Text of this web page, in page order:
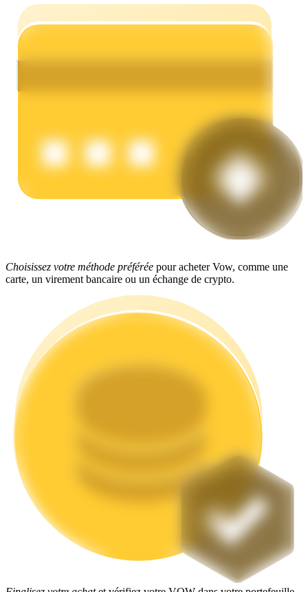
Gagnez quotidiennement des récompenses compétitives
Jalonnement
Des rendements élevés et un accès instantané
Launchpool
Staking flexible pour gagner des jetons populaires
Choisissez votre méthode préférée pour acheter Vow, comme une
carte, un virement bancaire ou un échange de crypto.